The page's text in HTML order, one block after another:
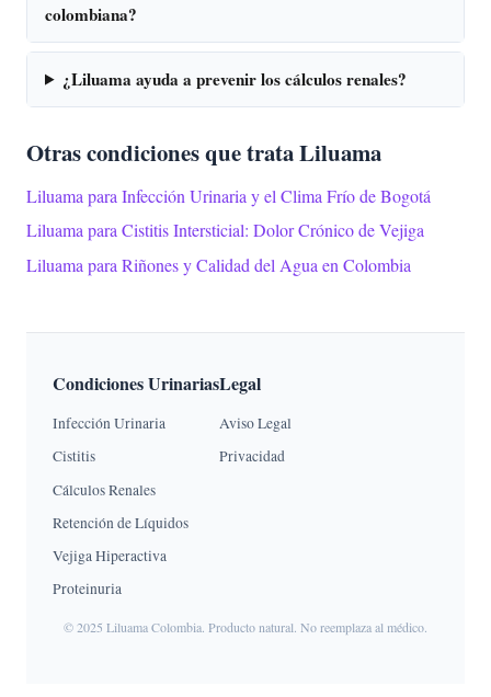
colombiana?
¿Liluama ayuda a prevenir los cálculos renales?
Otras condiciones que trata Liluama
Liluama para Infección Urinaria y el Clima Frío de Bogotá
Liluama para Cistitis Intersticial: Dolor Crónico de Vejiga
Liluama para Riñones y Calidad del Agua en Colombia
Condiciones Urinarias
Infección Urinaria
Cistitis
Cálculos Renales
Retención de Líquidos
Vejiga Hiperactiva
Proteinuria
Legal
Aviso Legal
Privacidad
© 2025 Liluama Colombia. Producto natural. No reemplaza al médico.